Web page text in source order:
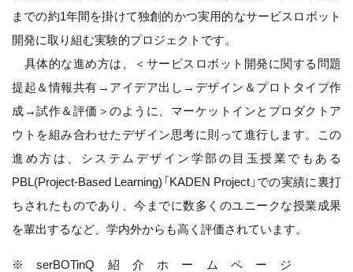
までの約1年間を掛けて独創的かつ実用的なサービスロボット
開発に取り組む実験的プロジェクトです。
具体的な進め方は、＜サービスロボット開発に関する問題
提起＆情報共有→アイデア出し→デザイン＆プロトタイプ作
成→試作＆評価＞のように、マーケットインとプロダクトア
ウトを組み合わせたデザイン思考に則って進行します。この
進め方は、システムデザイン学部の目玉授業でもある
PBL(Project-Based Learning)「KADEN Project」での実績に裏打
ちされたものであり、今までに数多くのユニークな授業成果
を輩出するなど、学内外からも高く評価されています。
※serBOTinQ紹介ホームページ